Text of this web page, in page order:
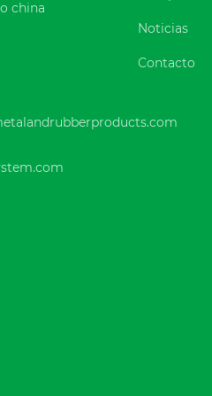
china
Noticias
Contacto